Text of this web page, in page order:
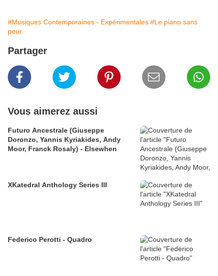
#Musiques Contemporaines - Expérimentales #Le piano sans
peur
Partager
Vous aimerez aussi
Futuro Ancestrale (Giuseppe
Doronzo, Yannis Kyriakides, Andy
Moor, Franck Rosaly) - Elsewhen
XKatedral Anthology Series III
Federico Perotti - Quadro